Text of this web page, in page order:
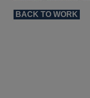
BACK TO WORK